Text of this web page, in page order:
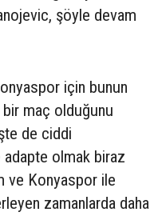
şöyle devam
için bunun
maç olduğunu
de ciddi
olmak biraz
ve Konyaspor ile
zamanlarda daha